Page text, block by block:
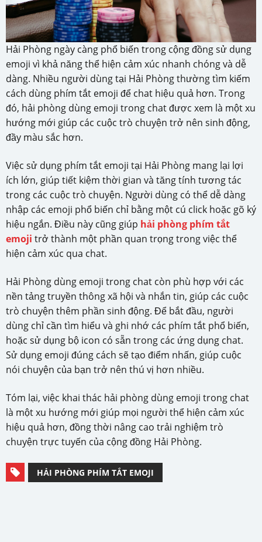
Hải Phòng ngày càng phổ biến trong cộng đồng sử dụng
emoji vì khả năng thể hiện cảm xúc nhanh chóng và dễ
dàng. Nhiều người dùng tại Hải Phòng thường tìm kiếm
cách dùng phím tắt emoji để chat hiệu quả hơn. Trong
đó, hải phòng dùng emoji trong chat được xem là một xu
hướng mới giúp các cuộc trò chuyện trở nên sinh động,
đầy màu sắc hơn.
Việc sử dụng phím tắt emoji tại Hải Phòng mang lại lợi
ích lớn, giúp tiết kiệm thời gian và tăng tính tương tác
trong các cuộc trò chuyện. Người dùng có thể dễ dàng
nhập các emoji phổ biến chỉ bằng một cú click hoặc gõ ký
hiệu ngắn. Điều này cũng giúp hải phòng phím tắt
emoji trở thành một phần quan trọng trong việc thể
hiện cảm xúc qua chat.
Hải Phòng dùng emoji trong chat còn phù hợp với các
nền tảng truyền thông xã hội và nhắn tin, giúp các cuộc
trò chuyện thêm phần sinh động. Để bắt đầu, người
dùng chỉ cần tìm hiểu và ghi nhớ các phím tắt phổ biến,
hoặc sử dụng bộ icon có sẵn trong các ứng dụng chat.
Sử dụng emoji đúng cách sẽ tạo điểm nhấn, giúp cuộc
nói chuyện của bạn trở nên thú vị hơn nhiều.
Tóm lại, việc khai thác hải phòng dùng emoji trong chat
là một xu hướng mới giúp mọi người thể hiện cảm xúc
hiệu quả hơn, đồng thời nâng cao trải nghiệm trò
chuyện trực tuyến của cộng đồng Hải Phòng.
HẢI PHÒNG PHÍM TẮT EMOJI